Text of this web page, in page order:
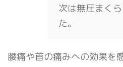
次は無圧まく
た。
腰痛や首の痛みへの効果を